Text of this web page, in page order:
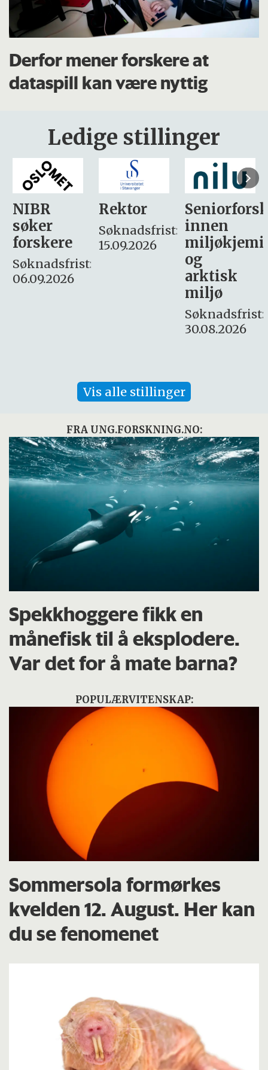
Derfor mener forskere at
dataspill kan være nyttig
Ledige stillinger
Rektor
Søknadsfrist:
15.09.2026
Seniorforsker
innen
miljøkjemi
søker
– fast
Søknadsfrist:
16. august.
Vis alle stillinger
FRA UNG.FORSKNING.NO:
Spekkhoggere fikk en
månefisk til å eksplodere.
Var det for å mate barna?
POPULÆRVITENSKAP:
Sommersola formørkes
kvelden 12. August. Her kan
du se fenomenet